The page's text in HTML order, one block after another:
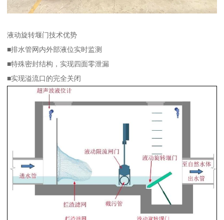
液动旋转堰门技术优势
■排水管网内外部液位实时监测
■特殊密封结构，实现四面零泄漏
■实现溢流口的完全关闭